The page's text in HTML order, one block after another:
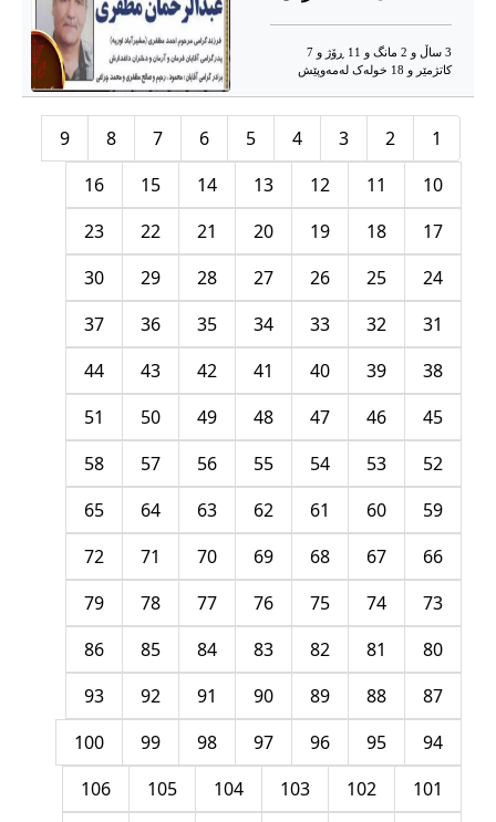
3 ساڵ و 2 مانگ و 11 ڕۆژ و 7
کاتژمێر و 18 خوله‌ک له‌مه‌وپێش‌
1
2
3
4
5
6
7
8
9
10
11
12
13
14
15
16
17
18
19
20
21
22
23
24
25
26
27
28
29
30
31
32
33
34
35
36
37
38
39
40
41
42
43
44
45
46
47
48
49
50
51
52
53
54
55
56
57
58
59
60
61
62
63
64
65
66
67
68
69
70
71
72
73
74
75
76
77
78
79
80
81
82
83
84
85
86
87
88
89
90
91
92
93
94
95
96
97
98
99
100
101
102
103
104
105
106